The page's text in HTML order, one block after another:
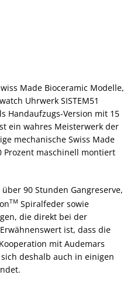
Made Bioceramic Modelle,
Uhrwerk SISTEM51
Handaufzugs-Version mit 15
ein wahres Meisterwerk der
mechanische Swiss Made
Prozent maschinell montiert
90 Stunden Gangreserve,
TM Spiralfeder sowie
die direkt bei der
ist, dass die
mit Audemars
deshalb auch in einigen